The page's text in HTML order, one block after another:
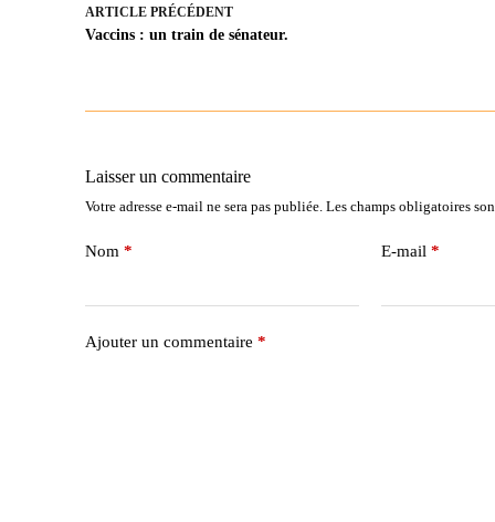
ARTICLE PRÉCÉDENT
Vaccins : un train de sénateur.
Laisser un commentaire
Votre adresse e-mail ne sera pas publiée. Les champs obligatoires
Nom * E-mail *
Ajouter un commentaire *